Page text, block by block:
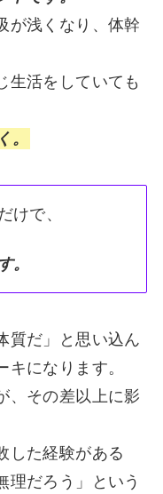
が浅くなり、体幹
生活をしていても
。
けで、
。
質だ」と思い込ん
になります。
、その差以上に影
した経験がある
理だろう」という